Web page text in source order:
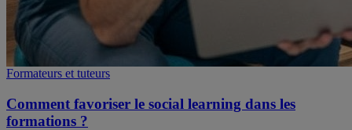
Formateurs et tuteurs
Comment favoriser le social learning dans les
formations ?